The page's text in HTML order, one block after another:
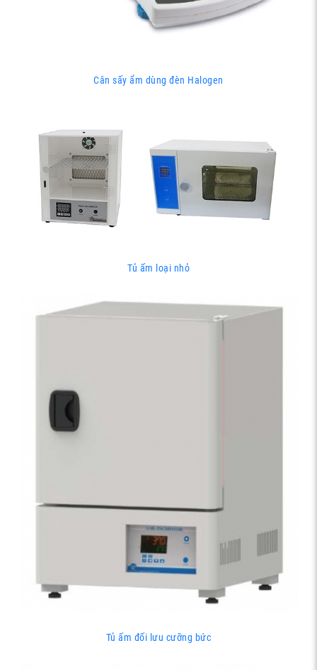
Cân sấy ẩm dùng đèn Halogen
Tủ ấm loại nhỏ
Tủ ấm đối lưu cưỡng bức